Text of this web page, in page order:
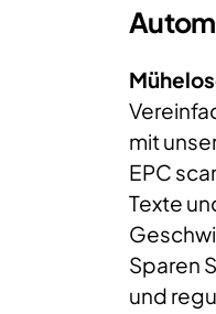
mit
EPC
Texte
Sparen
und